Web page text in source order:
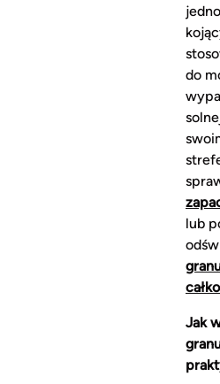
do
lub
Jak